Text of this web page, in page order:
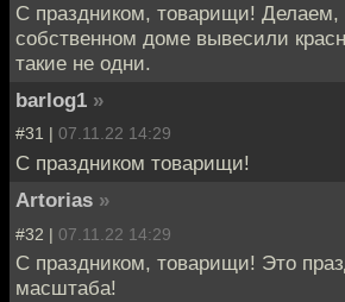
С праздником, товарищи!
собственном доме вывесили
такие не одни.
barlog1 »
#31 | 07.11.22 14:29
С праздником товарищи!
Artorias »
#32 | 07.11.22 14:29
С праздником, товарищи! Это
масштаба!